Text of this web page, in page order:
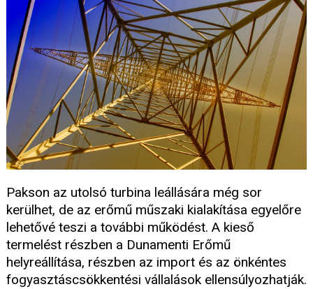
Pakson az utolsó turbina leállására még sor
kerülhet, de az erőmű műszaki kialakítása egyelőre
lehetővé teszi a további működést. A kieső
termelést részben a Dunamenti Erőmű
helyreállítása, részben az import és az önkéntes
fogyasztáscsökkentési vállalások ellensúlyozhatják.